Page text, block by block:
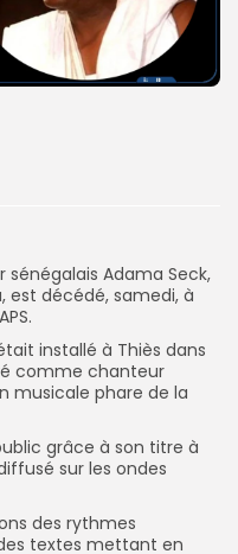
Button
sénégalais Adama Seck,
est décédé, samedi, à
installé à Thiès dans
comme chanteur
musicale phare de la
grâce à son titre à
sur les ondes
des rythmes
textes mettant en